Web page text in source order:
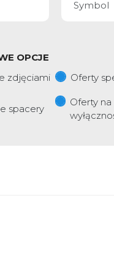
OPCJE
zdjęciami
Oferty
spacery
Oferty na